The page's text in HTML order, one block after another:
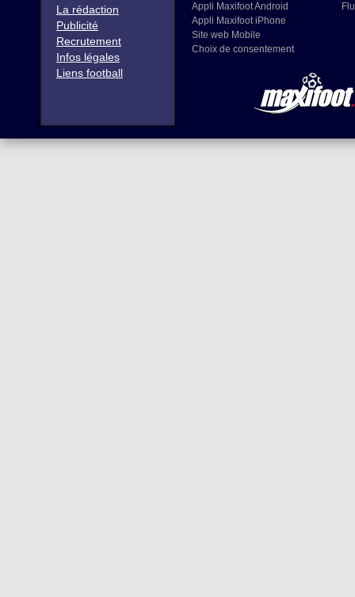
La rédaction
Publicité
Recrutement
Infos légales
Liens football
Appli Maxifoot Android
Appli Maxifoot iPhone
Site web Mobile
Choix de consentement